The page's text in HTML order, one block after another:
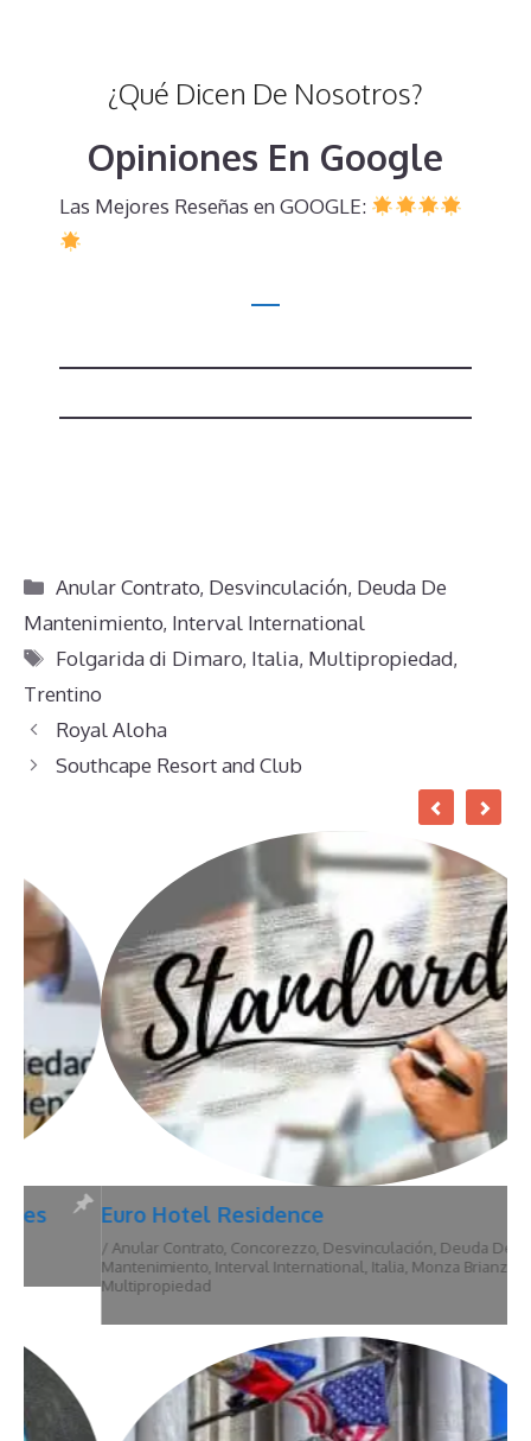
¿Qué Dicen De Nosotros?
Opiniones En Google
Las Mejores Reseñas en GOOGLE:
Categorías
Anular Contrato, Desvinculación, Deuda De
Mantenimiento, Interval International
Etiquetas
Folgarida di Dimaro, Italia, Multipropiedad,
Trentino
Royal Aloha
Southcape Resort and Club
Euro Hotel Residence
Anular Contrato,Concorezzo,Desvinculación,Deuda De
Mantenimiento,Interval International,Italia,Monza Brianza,
Multipropiedad